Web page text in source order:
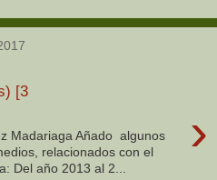
[3
›
Madariaga Añado algunos
relacionados con el
Del año 2013 al 2...